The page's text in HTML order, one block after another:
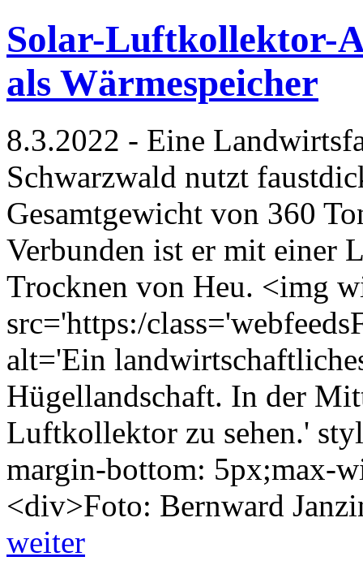
Solar-Luftkollektor-
als Wärmespeicher
8.3.2022 - Eine
Schwarzwald nutzt
Gesamtgewicht von 360
Verbunden ist er mit einer
Trocknen von Heu. <img
src='https:/
alt='Ein
Hügellandschaft. In der
Luftkollektor zu sehen.'
margin-bottom: 5px;max-
<div>Foto: Bernward
weiter